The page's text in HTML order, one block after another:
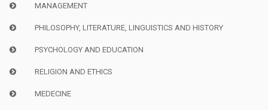
MANAGEMENT
PHILOSOPHY, LITERATURE, LINGUISTICS AND HISTORY
PSYCHOLOGY AND EDUCATION
RELIGION AND ETHICS
MEDECINE